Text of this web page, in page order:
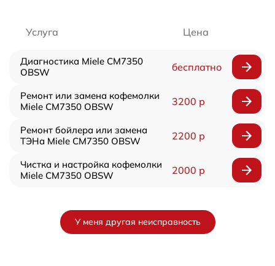
Услуга Цена
Диагностика Miele CM7350
OBSW
бесплатно
Ремонт или замена кофемолки
Miele CM7350 OBSW
3200 р
Ремонт бойлера или замена
ТЭНа Miele CM7350 OBSW
2200 р
Чистка и настройка кофемолки
Miele CM7350 OBSW
2000 р
У меня другая неисправность